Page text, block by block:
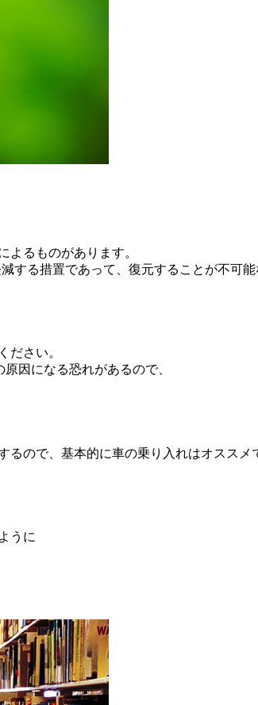
よるものがあります。
する措置であって、復元することが不可
ださい。
因になる恐れがあるので、
るので、基本的に車の乗り入れはオススメ
うに